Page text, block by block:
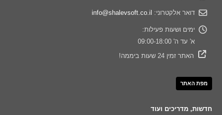
דואר אלקטרוני: info@shalevsoft.co.il
ימים ושעות פעילות:
א' עד ה' 09:00-18:00
האתר זמין 24 שעות ביממה!
מפת האתר
חדשות, מדריכים ועוד